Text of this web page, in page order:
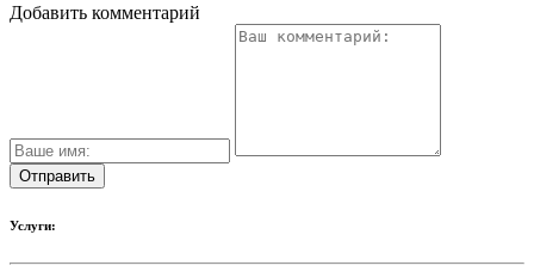
Добавить комментарий
Услуги: